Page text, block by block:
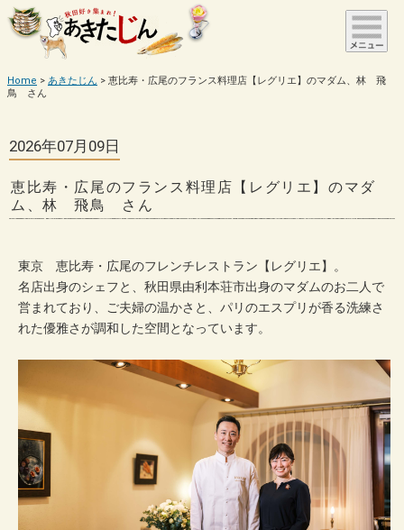
Home あきたじん
恵比寿・広尾のフランス料理店【レグリエ】のマダム、林 飛
鳥 さん
2026年07月09日
恵比寿・広尾のフランス料理店【レグリエ】のマダ
ム、林 飛鳥 さん
東京 恵比寿・広尾のフレンチレストラン【レグリエ】。
名店出身のシェフと、秋田県由利本荘市出身のマダムのお二人で
営まれており、ご夫婦の温かさと、パリのエスプリが香る洗練さ
れた優雅さが調和した空間となっています。